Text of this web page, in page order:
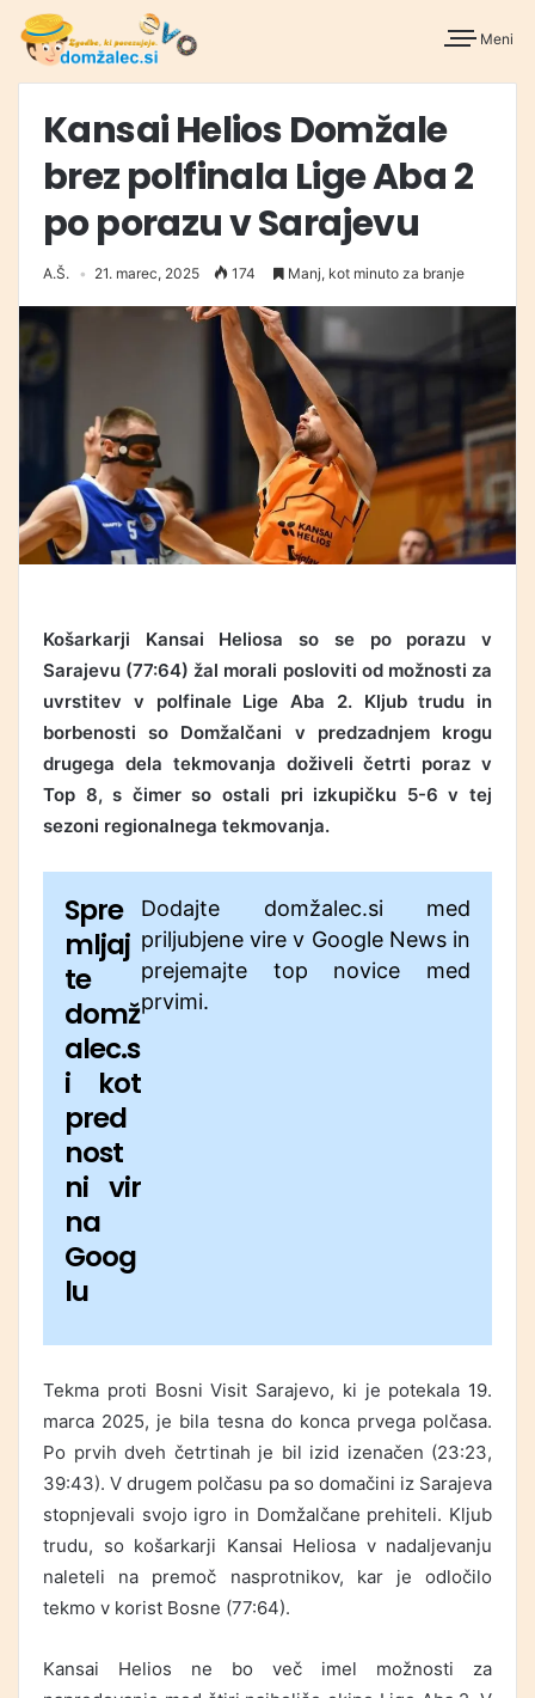
Meni
Kansai Helios Domžale
brez polfinala Lige Aba 2
po porazu v Sarajevu
A.Š. 21. marec, 2025 174 Manj, kot minuto za branje
Košarkarji Kansai Heliosa so se po porazu v
Sarajevu (77:64) žal morali posloviti od možnosti za
uvrstitev v polfinale Lige Aba 2. Kljub trudu in
borbenosti so Domžalčani v predzadnjem krogu
drugega dela tekmovanja doživeli četrti poraz v
Top 8, s čimer so ostali pri izkupičku 5-6 v tej
sezoni regionalnega tekmovanja.
Spre
mljaj
te
domž
alec.s
i kot
pred
nost
ni vir
na
Goog
lu
Dodajte domžalec.si med
priljubjene vire v Google News in
prejemajte top novice med
prvimi.
Tekma proti Bosni Visit Sarajevo, ki je potekala 19.
marca 2025, je bila tesna do konca prvega polčasa.
Po prvih dveh četrtinah je bil izid izenačen (23:23,
39:43). V drugem polčasu pa so domačini iz Sarajeva
stopnjevali svojo igro in Domžalčane prehiteli. Kljub
trudu, so košarkarji Kansai Heliosa v nadaljevanju
naleteli na premoč nasprotnikov, kar je odločilo
tekmo v korist Bosne (77:64).
Kansai Helios ne bo več imel možnosti za